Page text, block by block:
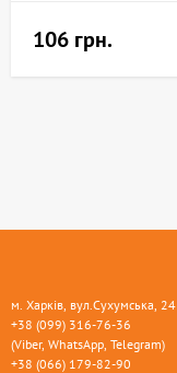
106 грн.
м. Харків, вул.Сухумська, 24
+38 (099) 316-76-36
(Viber, WhatsApp, Telegram)
+38 (066) 179-82-90